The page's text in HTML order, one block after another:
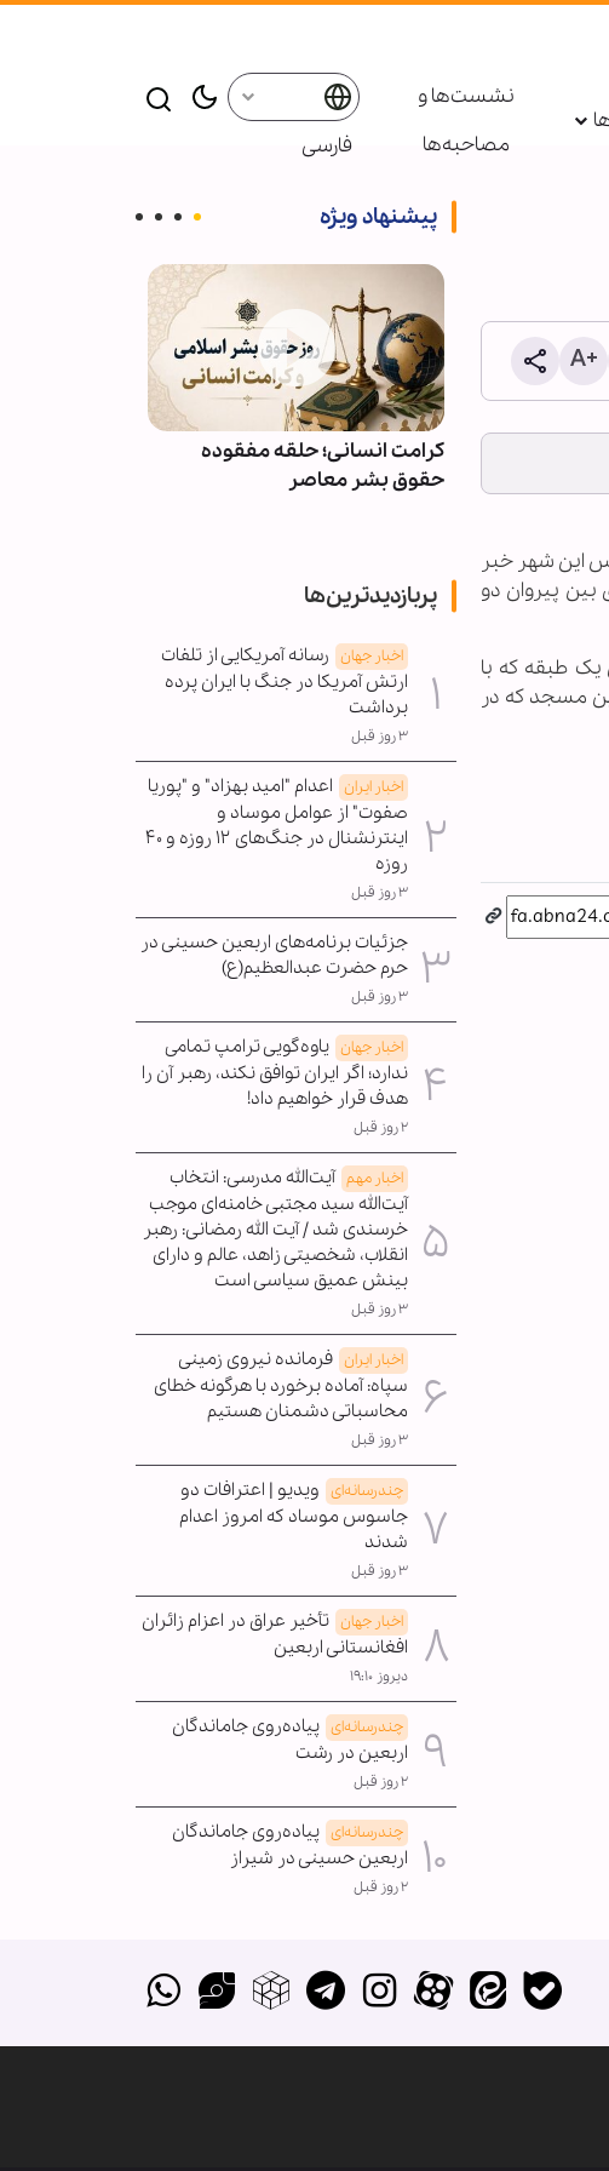
نشست‌ها و
مصاحبه‌ها
فارسی
این شهر خبر
پیروان دو
طبقه که با
مسجد که در
پیشنهاد ویژه
اربعین
کرامت انسانی؛ حلقه مفقوده
حقوق بشر معاصر
پربازدیدترین‌ها
اخبار جهان رسانه آمریکایی از تلفات
ارتش آمریکا در جنگ با ایران پرده
برداشت
۳ روز قبل
اخبار ایران اعدام "امید بهزاد" و "پوریا
صفوت" از عوامل موساد و
اینترنشنال در جنگ‌های ۱۲ روزه و ۴۰
روزه
۳ روز قبل
جزئیات برنامه‌های اربعین حسینی در
حرم حضرت عبدالعظیم(ع)
۳ روز قبل
اخبار جهان یاوه‌گویی ترامپ تمامی
ندارد؛ اگر ایران توافق نکند، رهبر آن را
هدف قرار خواهیم داد!
۲ روز قبل
اخبار مهم آیت‌الله مدرسی: انتخاب
آیت‌الله سید مجتبی خامنه‌ای موجب
خرسندی شد / آیت الله رمضانی: رهبر
انقلاب، شخصیتی زاهد، عالم و دارای
بینش عمیق سیاسی است
۳ روز قبل
اخبار ایران فرمانده نیروی زمینی
سپاه: آماده برخورد با هرگونه خطای
محاسباتی دشمنان هستیم
۳ روز قبل
چندرسانه‌ای ویدیو | اعترافات دو
جاسوس موساد که امروز اعدام
شدند
۳ روز قبل
اخبار جهان تأخیر عراق در اعزام زائران
افغانستانی اربعین
دیروز ۱۹:۱۰
چندرسانه‌ای پیاده‌روی جاماندگان
اربعین در رشت
۲ روز قبل
چندرسانه‌ای پیاده‌روی جاماندگان
اربعین حسینی در شیراز
۲ روز قبل